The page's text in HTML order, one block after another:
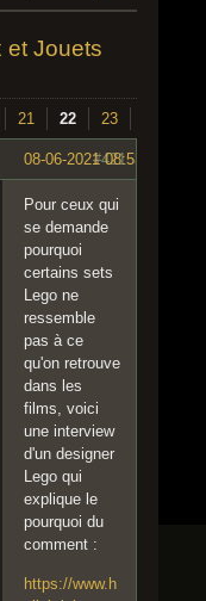
et Jouets
21 22 23
#421
08-06-2021 08:53:59
Pour ceux qui
se demande
pourquoi
certains sets
Lego ne
ressemble
pas à ce
qu'on retrouve
dans les
films, voici
une interview
d'un designer
Lego qui
explique le
pourquoi du
comment :
https://www.h